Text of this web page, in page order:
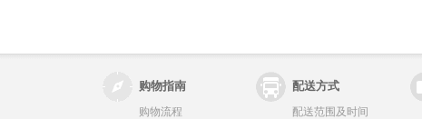
购物指南 配送方式
购物流程
配送范围及时间